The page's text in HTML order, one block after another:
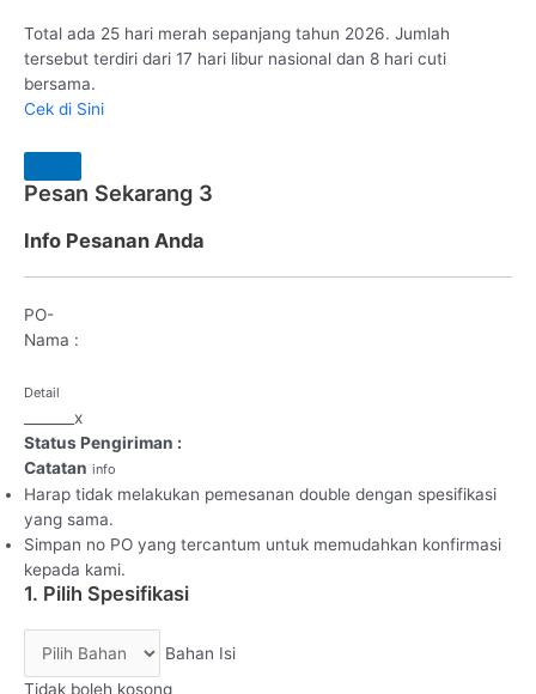
Total ada 25 hari merah sepanjang tahun 2026. Jumlah
tersebut terdiri dari 17 hari libur nasional dan 8 hari cuti
bersama.
Cek di Sini
Pesan Sekarang 3
Info Pesanan Anda
PO-
Nama :
Detail
x
Status Pengiriman :
Catatan info
Harap tidak melakukan pemesanan double dengan spesifikasi
yang sama.
Simpan no PO yang tercantum untuk memudahkan konfirmasi
kepada kami.
1. Pilih Spesifikasi
Bahan Isi
Tidak boleh kosong